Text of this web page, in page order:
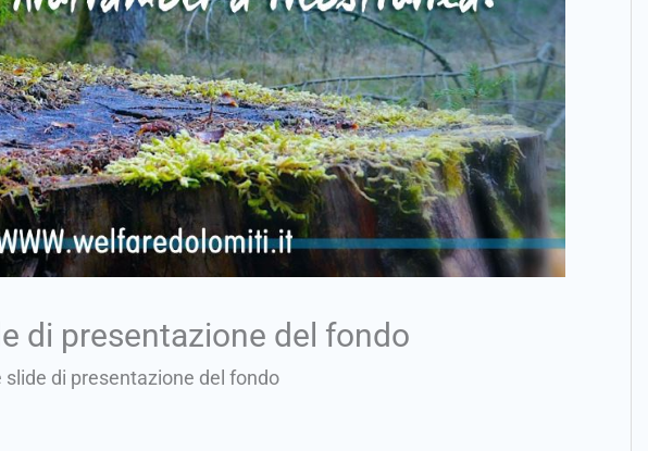
di presentazione del fondo
slide di presentazione del fondo